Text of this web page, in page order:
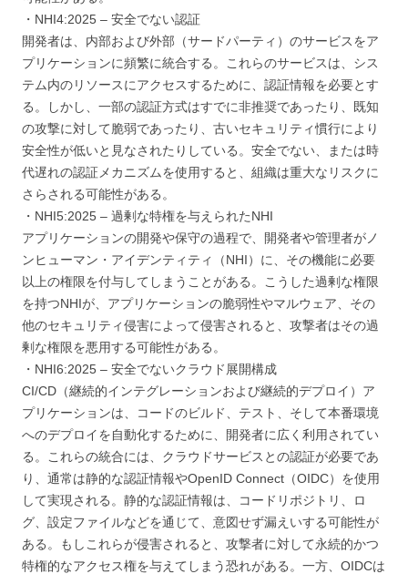
・NHI4:2025 – 安全でない認証
開発者は、内部および外部（サードパーティ）のサービスをア
プリケーションに頻繁に統合する。これらのサービスは、シス
テム内のリソースにアクセスするために、認証情報を必要とす
る。しかし、一部の認証方式はすでに非推奨であったり、既知
の攻撃に対して脆弱であったり、古いセキュリティ慣行により
安全性が低いと見なされたりしている。安全でない、または時
代遅れの認証メカニズムを使用すると、組織は重大なリスクに
さらされる可能性がある。
・NHI5:2025 – 過剰な特権を与えられたNHI
アプリケーションの開発や保守の過程で、開発者や管理者がノ
ンヒューマン・アイデンティティ（NHI）に、その機能に必要
以上の権限を付与してしまうことがある。こうした過剰な権限
を持つNHIが、アプリケーションの脆弱性やマルウェア、その
他のセキュリティ侵害によって侵害されると、攻撃者はその過
剰な権限を悪用する可能性がある。
・NHI6:2025 – 安全でないクラウド展開構成
CI/CD（継続的インテグレーションおよび継続的デプロイ）ア
プリケーションは、コードのビルド、テスト、そして本番環境
へのデプロイを自動化するために、開発者に広く利用されてい
る。これらの統合には、クラウドサービスとの認証が必要であ
り、通常は静的な認証情報やOpenID Connect（OIDC）を使用
して実現される。静的な認証情報は、コードリポジトリ、ロ
グ、設定ファイルなどを通じて、意図せず漏えいする可能性が
ある。もしこれらが侵害されると、攻撃者に対して永続的かつ
特権的なアクセス権を与えてしまう恐れがある。一方、OIDCは